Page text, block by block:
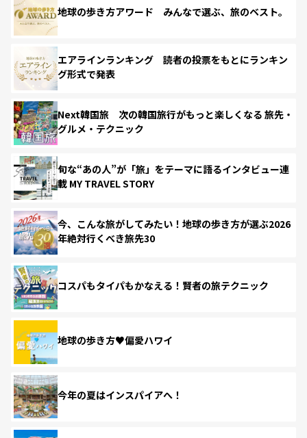
地球の歩き方アワード みんなで選ぶ、旅のベスト。
エアラインランキング 読者の投票をもとにランキン
グ形式で発表
Next韓国旅 次の韓国旅行がもっと楽しくなる 旅先・
グルメ・テクニック
旬な“あの人”が「旅」をテーマに語るインタビュー連
載 MY TRAVEL STORY
今、こんな旅がしてみたい！地球の歩き方が選ぶ2026
年絶対行くべき旅先30
コスパもタイパもかなえる！賢者の旅テクニック
地球の歩き方♥偏愛ハワイ
今年の夏はインスパイアへ！